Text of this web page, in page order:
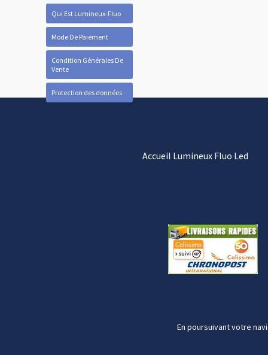
Qui Est Lumineux-Fluo
Mode De Paiement
Condition Générales De
Vente
Protection des données
Accueil Lumineux Fluo Led
En poursuivant votre